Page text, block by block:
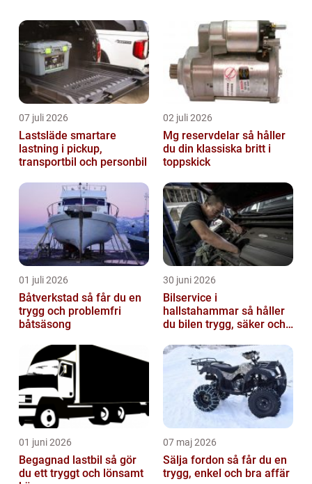
privatleasing och diskutera hur ...
07 juli 2026
Lastsläde smartare
lastning i pickup,
transportbil och personbil
02 juli 2026
Mg reservdelar så håller
du din klassiska britt i
toppskick
01 juli 2026
Båtverkstad så får du en
trygg och problemfri
båtsäsong
30 juni 2026
Bilservice i
hallstahammar så håller
du bilen trygg, säker och
01 juni 2026
Begagnad lastbil så gör
du ett tryggt och lönsamt
07 maj 2026
Sälja fordon så får du en
trygg, enkel och bra affär